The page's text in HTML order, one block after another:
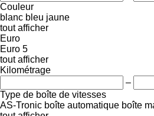
Couleur
blanc bleu jaune
tout afficher
Euro
Euro 5
tout afficher
Kilométrage
–
Type de boîte de vitesses
AS-Tronic boîte automatique boîte